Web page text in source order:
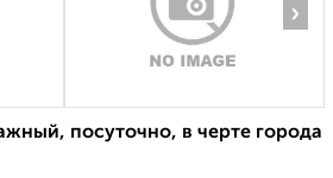
›
посуточно, в черте города